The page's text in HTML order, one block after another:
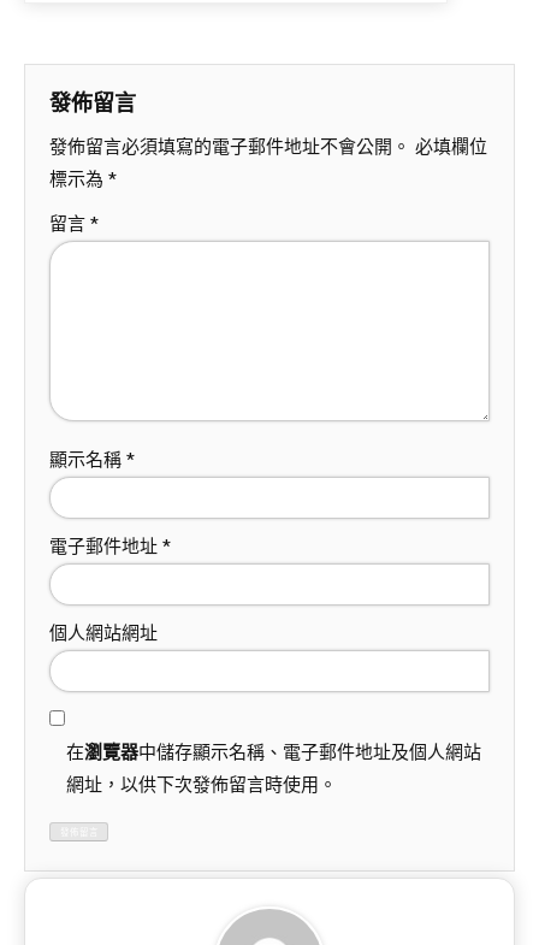
發佈留言
發佈留言必須填寫的電子郵件地址不會公開。 必填欄位
標示為 *
留言 *
顯示名稱 *
電子郵件地址 *
個人網站網址
在瀏覽器中儲存顯示名稱、電子郵件地址及個人網站
網址，以供下次發佈留言時使用。